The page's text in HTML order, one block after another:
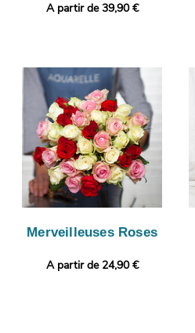
A partir de 39,90 €
Merveilleuses Roses
A partir de 24,90 €